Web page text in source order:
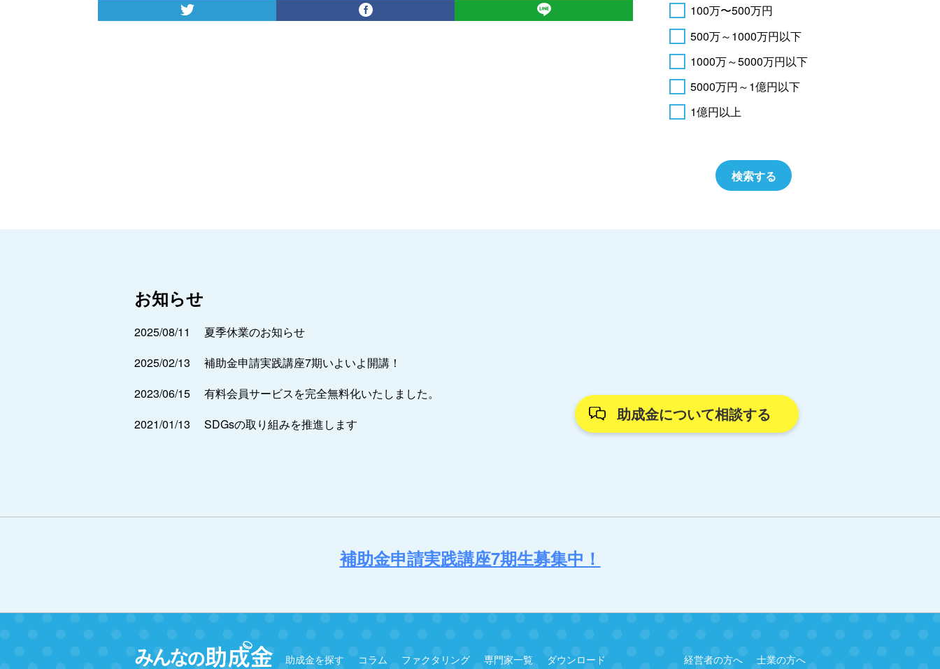
100万〜500万円
500万～1000万円以下
1000万～5000万円以下
5000万円～1億円以下
1億円以上
お知らせ
2025/08/11
夏季休業のお知らせ
2025/02/13
補助金申請実践講座7期いよいよ開講！
2023/06/15
有料会員サービスを完全無料化いたしました。
2021/01/13
SDGsの取り組みを推進します
助成金について相談する
補助金申請実践講座7期生募集中！
助成金を探す コラム ファクタリング 専門家一覧 ダウンロード 経営者の方へ 士業の方へ